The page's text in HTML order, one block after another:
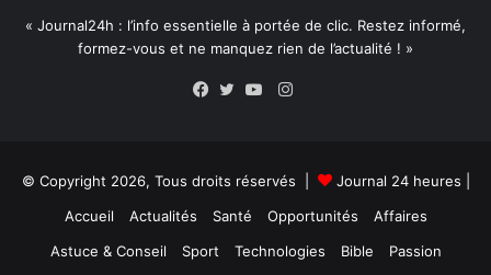
« Journal24h : l’info essentielle à portée de clic. Restez informé,
formez-vous et ne manquez rien de l’actualité ! »
Instagram
© Copyright 2026, Tous droits réservés | Journal 24 heures
Accueil
Actualités Santé Opportunités
Affaires
Astuce & Conseil
Sport Technologies Bible Passion